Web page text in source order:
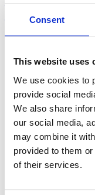
Consent
This website uses
We use cookies to
provide social
We also share
our social media,
may combine it
provided to them
of their services.
Home
Iscriviti
Iscriviti
RESTIAMO IN
Iscriviti alla mia newsletter